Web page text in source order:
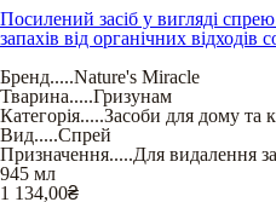
Посилений засіб у вигляді
запахів від органічних відходів
Бренд.....Nature's Miracle
Тварина.....Гризунам
Категорія.....Засоби для дому та
Вид.....Спрей
Призначення.....Для видалення
945 мл
1 134,00₴